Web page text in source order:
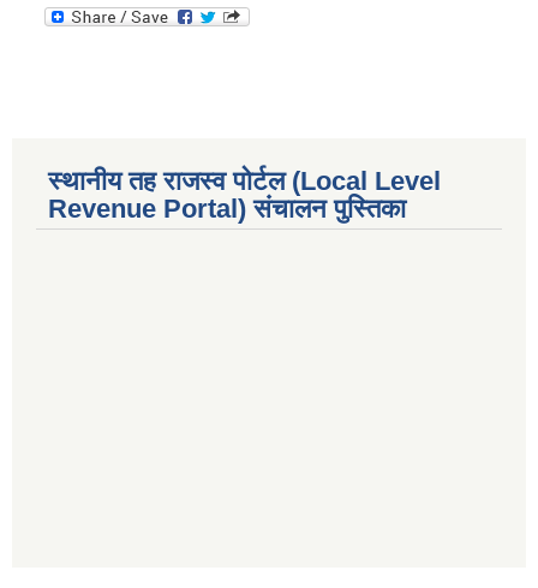
स्थानीय तह राजस्व पोर्टल (Local Level
Revenue Portal) संचालन पुस्तिका